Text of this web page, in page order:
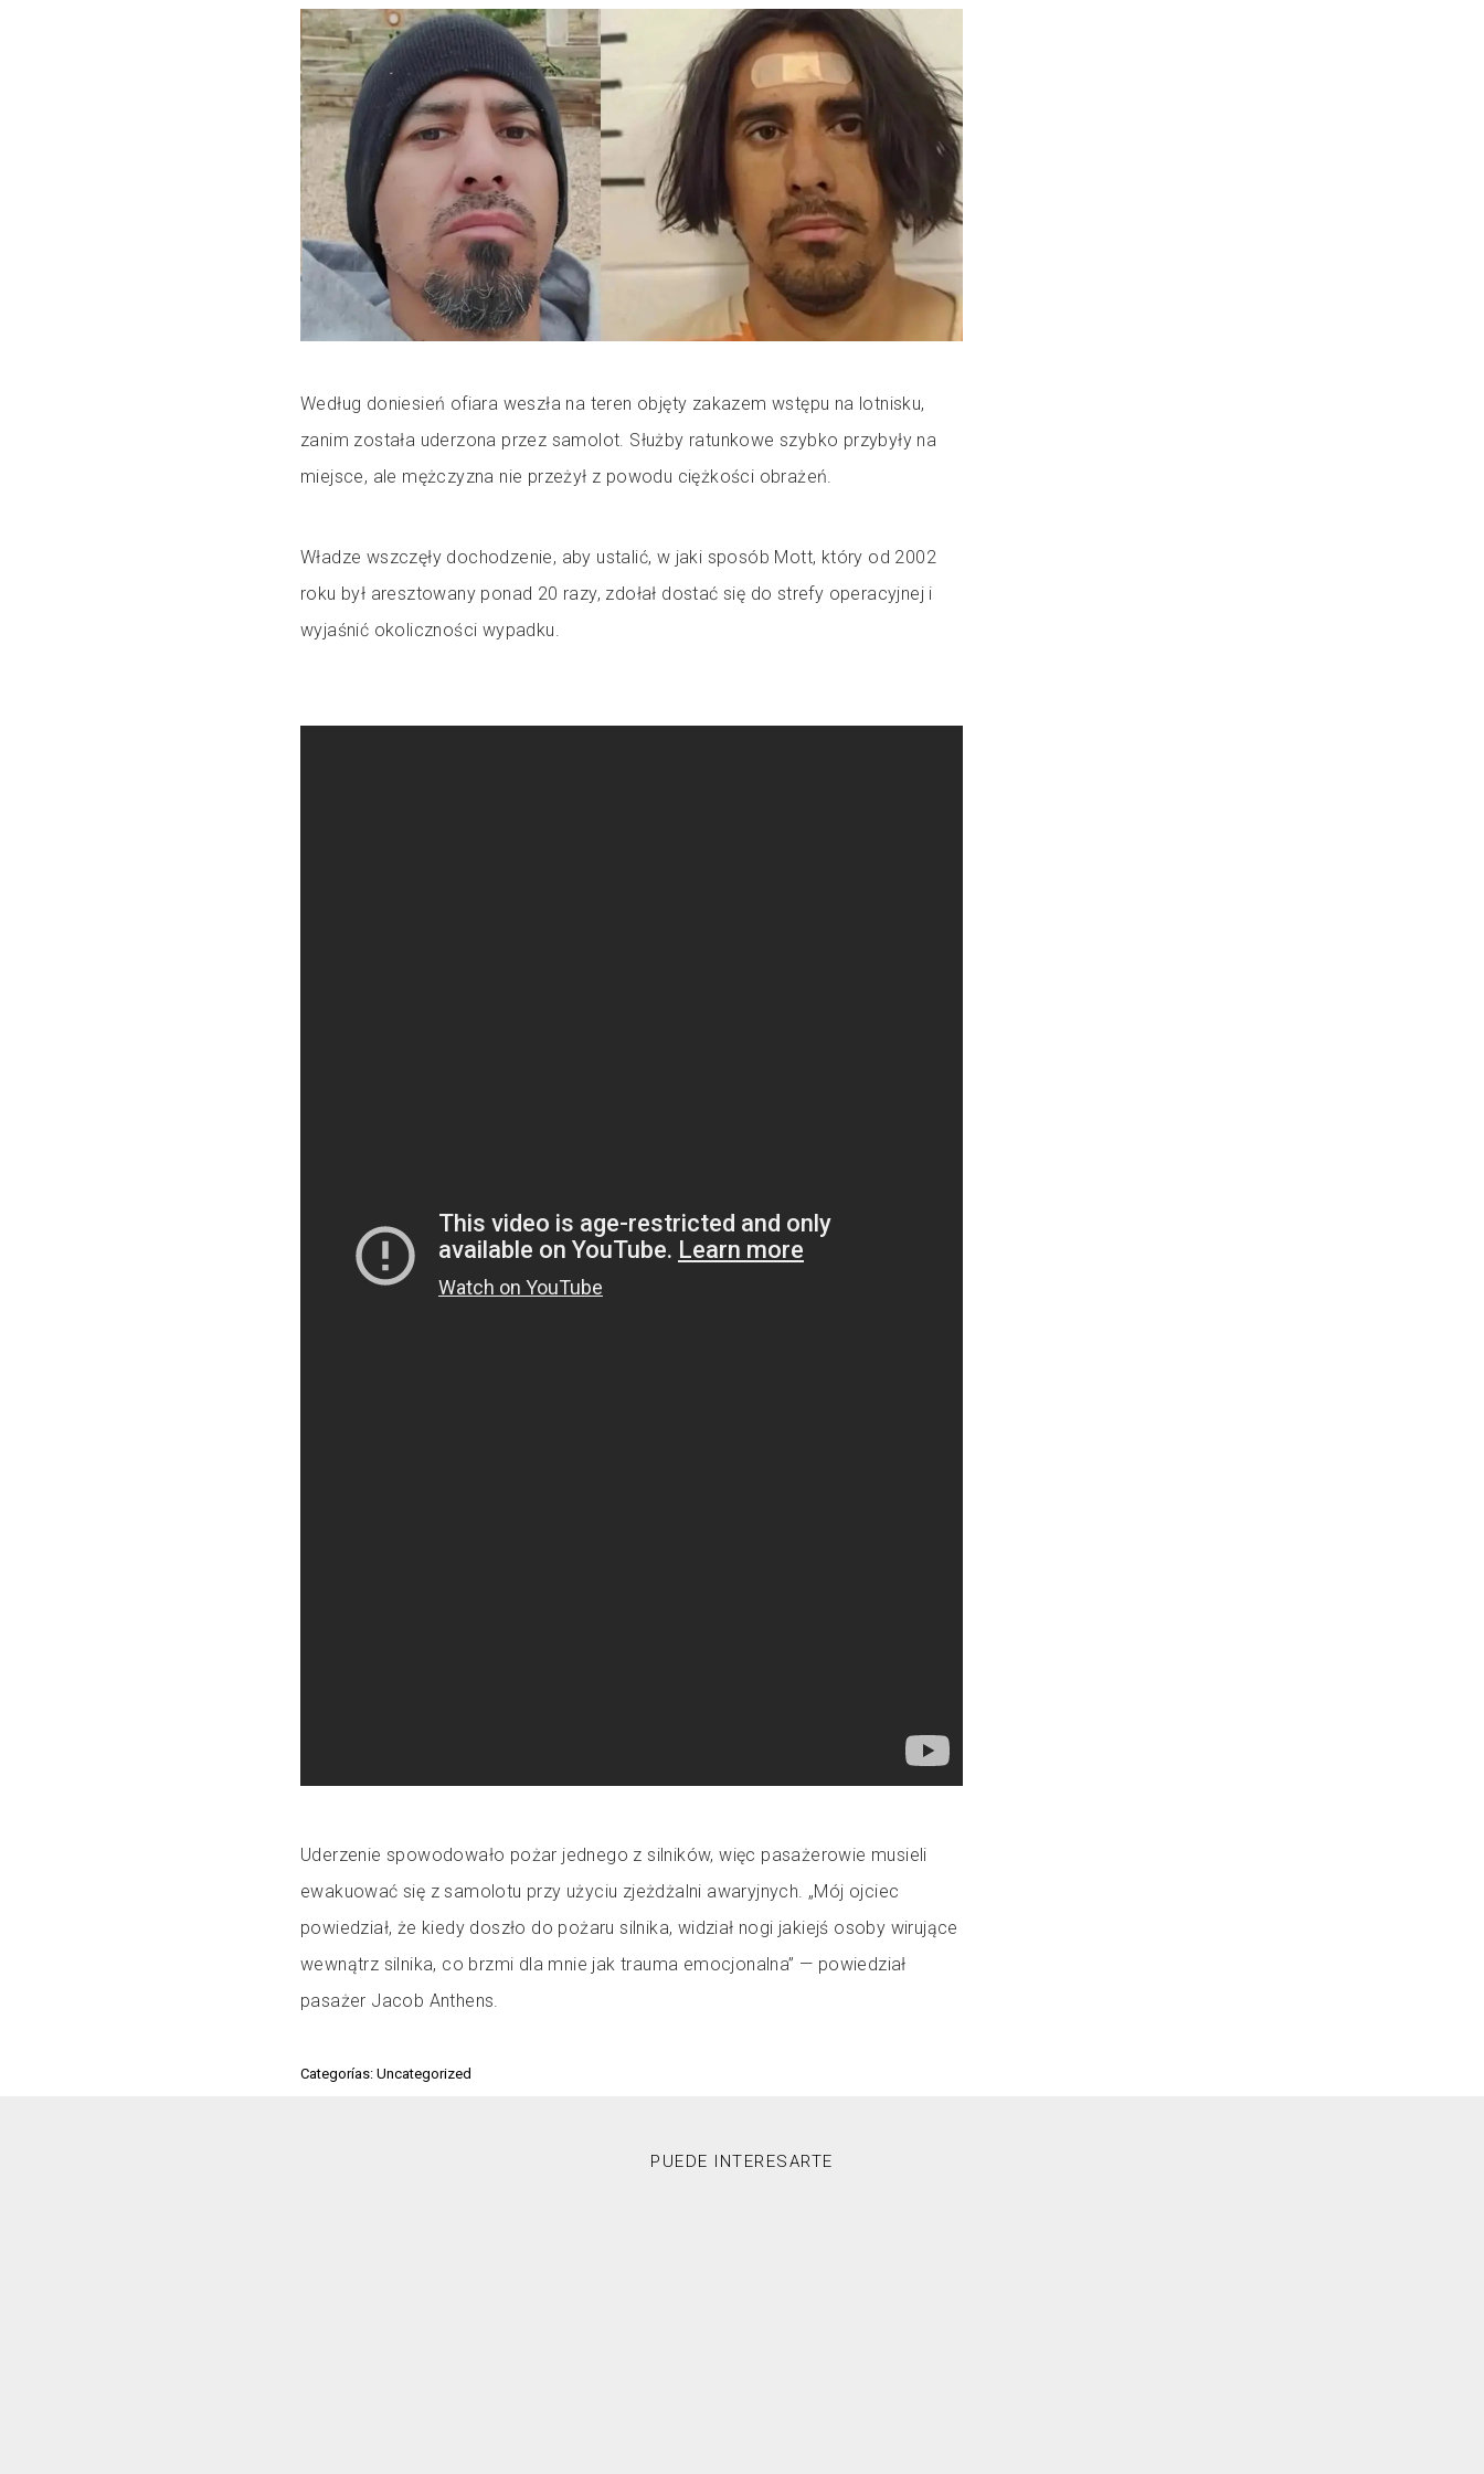
Według doniesień ofiara weszła na teren objęty zakazem wstępu na lotnisku,
zanim została uderzona przez samolot. Służby ratunkowe szybko przybyły na
miejsce, ale mężczyzna nie przeżył z powodu ciężkości obrażeń.
Władze wszczęły dochodzenie, aby ustalić, w jaki sposób Mott, który od 2002
roku był aresztowany ponad 20 razy, zdołał dostać się do strefy operacyjnej i
wyjaśnić okoliczności wypadku.
Uderzenie spowodowało pożar jednego z silników, więc pasażerowie musieli
ewakuować się z samolotu przy użyciu zjeżdżalni awaryjnych. „Mój ojciec
powiedział, że kiedy doszło do pożaru silnika, widział nogi jakiejś osoby wirujące
wewnątrz silnika, co brzmi dla mnie jak trauma emocjonalna” — powiedział
pasażer Jacob Anthens.
Categorías: Uncategorized
PUEDE INTERESARTE